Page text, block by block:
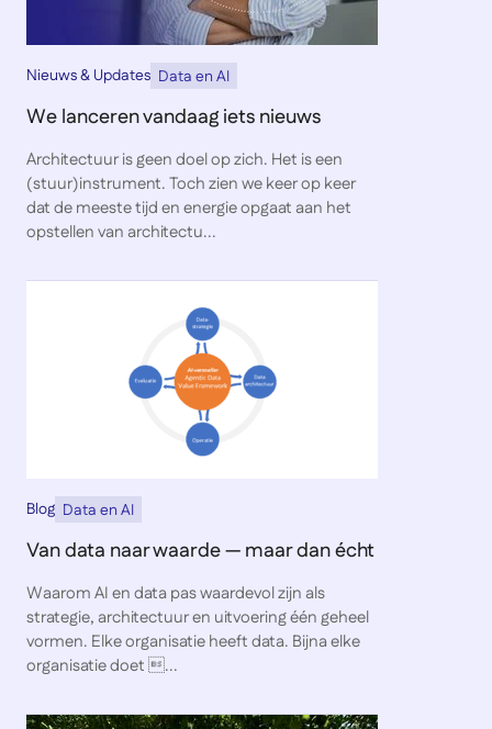
Nieuws & Updates Data en AI
We lanceren vandaag iets nieuws
Architectuur is geen doel op zich. Het is een
(stuur)instrument. Toch zien we keer op keer
dat de meeste tijd en energie opgaat aan het
opstellen van architectu...
Blog Data en AI
Van data naar waarde — maar dan écht
Waarom AI en data pas waardevol zijn als
strategie, architectuur en uitvoering één geheel
vormen. Elke organisatie heeft data. Bijna elke
organisatie doet ...